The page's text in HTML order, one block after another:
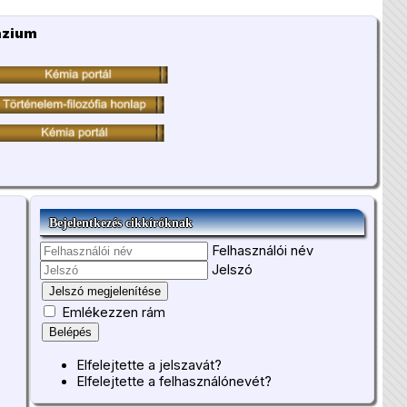
Bejelentkezés cikkíróknak
Felhasználói név
Jelszó
Jelszó megjelenítése
Emlékezzen rám
Belépés
Elfelejtette a jelszavát?
Elfelejtette a felhasználónevét?